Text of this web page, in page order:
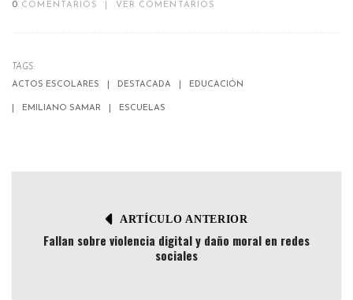
0 COMENTARIOS VER COMENTARIOS
TAGS:
ACTOS ESCOLARES
DESTACADA EDUCACIÓN
EMILIANO SAMAR ESCUELAS
ARTÍCULO ANTERIOR
Fallan sobre violencia digital y daño moral en redes
sociales